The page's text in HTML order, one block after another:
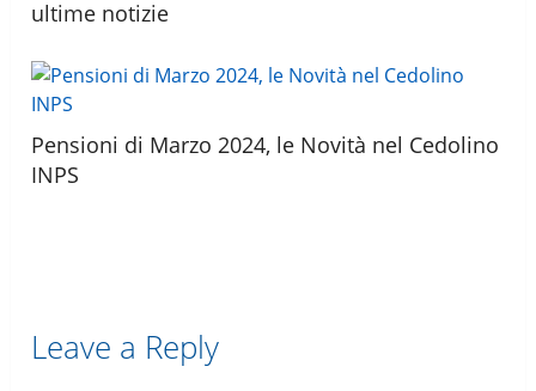
ultime notizie
Pensioni di Marzo 2024, le Novità nel Cedolino
INPS
Leave a Reply